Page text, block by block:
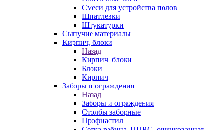
Смеси для устройства полов
Шпатлевки
Штукатурки
Сыпучие материалы
Кирпич, блоки
Назад
Кирпич, блоки
Блоки
Кирпич
Заборы и ограждения
Назад
Заборы и ограждения
Столбы заборные
Профнастил